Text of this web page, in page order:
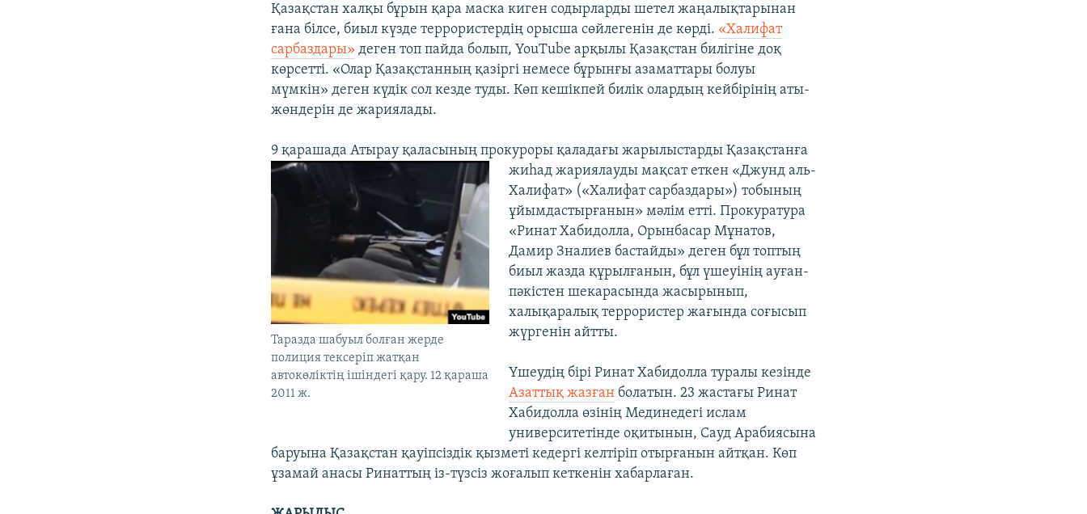
Қазақстан халқы бұрын қара маска киген содырларды шетел жаңалықтарынан
ғана білсе, биыл күзде террористердің орысша сөйлегенін де көрді. «Халифат
сарбаздары» деген топ пайда болып, YouTube арқылы Қазақстан билігіне доқ
көрсетті. «Олар Қазақстанның қазіргі немесе бұрынғы азаматтары болуы
мүмкін» деген күдік сол кезде туды. Көп кешікпей билік олардың кейбірінің аты-
жөндерін де жариялады.
9 қарашада Атырау қаласының прокуроры қаладағы жарылыстарды
Таразда шабуыл болған жерде
полиция тексеріп жатқан
автокөліктің ішіндегі қару. 12 қараша
2011 ж.
Қазақстанға
жиһад жариялауды мақсат еткен «Джунд аль-
Халифат» («Халифат сарбаздары») тобының
ұйымдастырғанын» мәлім етті. Прокуратура
«Ринат Хабидолла, Орынбасар Мұнатов,
Дамир Зналиев бастайды» деген бұл топтың
биыл жазда құрылғанын, бұл үшеуінің ауған-
пәкістен шекарасында жасырынып,
халықаралық террористер жағында соғысып
жүргенін айтты.
Үшеудің бірі Ринат Хабидолла туралы кезінде
Азаттық жазғанболатын. 23 жастағы Ринат
Хабидолла өзінің Мединедегі ислам
университетінде оқитынын, Сауд Арабиясына
баруына Қазақстан қауіпсіздік қызметі кедергі келтіріп отырғанын айтқан. Көп
ұзамай анасы Ринаттың із-түзсіз жоғалып кеткенін хабарлаған.